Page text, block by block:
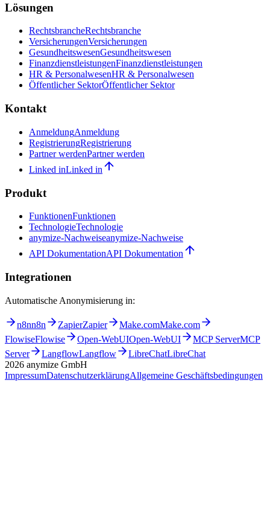
Lösungen
RechtsbrancheRechtsbranche
VersicherungenVersicherungen
GesundheitswesenGesundheitswesen
FinanzdienstleistungenFinanzdienstleistungen
HR & PersonalwesenHR & Personalwesen
Öffentlicher SektorÖffentlicher Sektor
Kontakt
AnmeldungAnmeldung
RegistrierungRegistrierung
Partner werdenPartner werden
Linked inLinked in
Produkt
FunktionenFunktionen
TechnologieTechnologie
anymize-Nachweiseanymize-Nachweise
API DokumentationAPI Dokumentation
Integrationen
Automatische Anonymisierung in:
n8nn8n ZapierZapier Make.comMake.com
FlowiseFlowise Open-WebUIOpen-WebUI MCP ServerMCP
Server
LangflowLangflow LibreChatLibreChat
2026 anymize GmbH
ImpressumDatenschutzerklärungAllgemeine Geschäftsbedingungen